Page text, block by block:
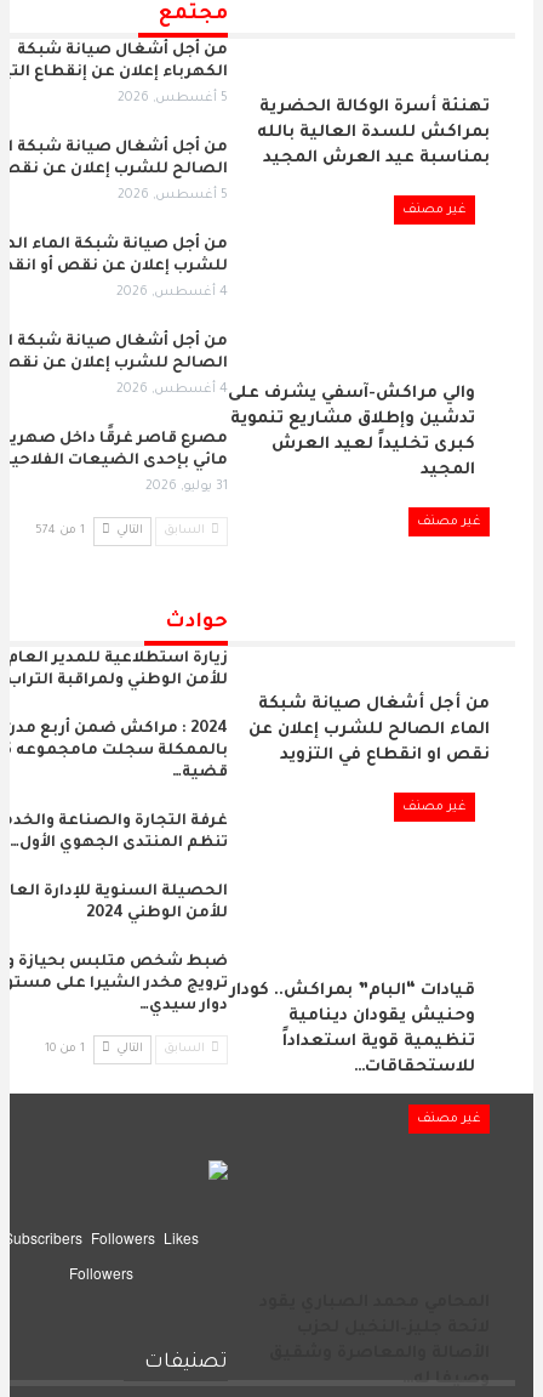
تهنئة أسرة الوكالة الحضرية
بمراكش للسدة العالية بالله
بمناسبة عيد العرش المجيد
غير مصنف
والي مراكش-آسفي يشرف على
تدشين وإطلاق مشاريع تنموية
كبرى تخليداً لعيد العرش
المجيد
غير مصنف
من أجل أشغال صيانة شبكة
الماء الصالح للشرب إعلان عن
نقص او انقطاع في التزويد
غير مصنف
قيادات “البام” بمراكش.. كودار
وحنيش يقودان دينامية
تنظيمية قوية استعداداً
للاستحقاقات…
غير مصنف
وصيفا له…
مجتمع
من أجل أشغال صيانة شبكة
الكهرباء إعلان عن إنقطاع
5 أغسطس, 2026
من أجل أشغال صيانة شبكة
الصالح للشرب إعلان عن نقص
5 أغسطس, 2026
من أجل صيانة شبكة الماء
للشرب إعلان عن نقص أو
4 أغسطس, 2026
من أجل أشغال صيانة شبكة
الصالح للشرب إعلان عن نقص
4 أغسطس, 2026
مصرع قاصر غرقًا داخل صهريج
مائي بإحدى الضيعات
31 يوليو, 2026
السابق التالي 1 من 574
حوادث
زيارة استطلاعية للمدير العام
للأمن الوطني ولمراقبة
2024 : مراكش ضمن أربع مدن
قضية…
غرفة التجارة والصناعة
تنظم المنتدى الجهوي الأول…
الحصيلة السنوية للإدارة
للأمن الوطني 2024
ضبط شخص متلبس بحيازة و
ترويج مخدر الشيرا على
دوار سيدي…
السابق التالي 1 من 10
Likes
Followers
Subscribers
Followers
تصنيفات